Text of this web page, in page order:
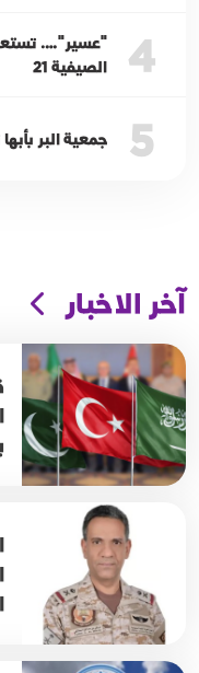
4
"عسير"…. تستعد
الصيفية 21
5 جمعية البر
آخر الاخبار